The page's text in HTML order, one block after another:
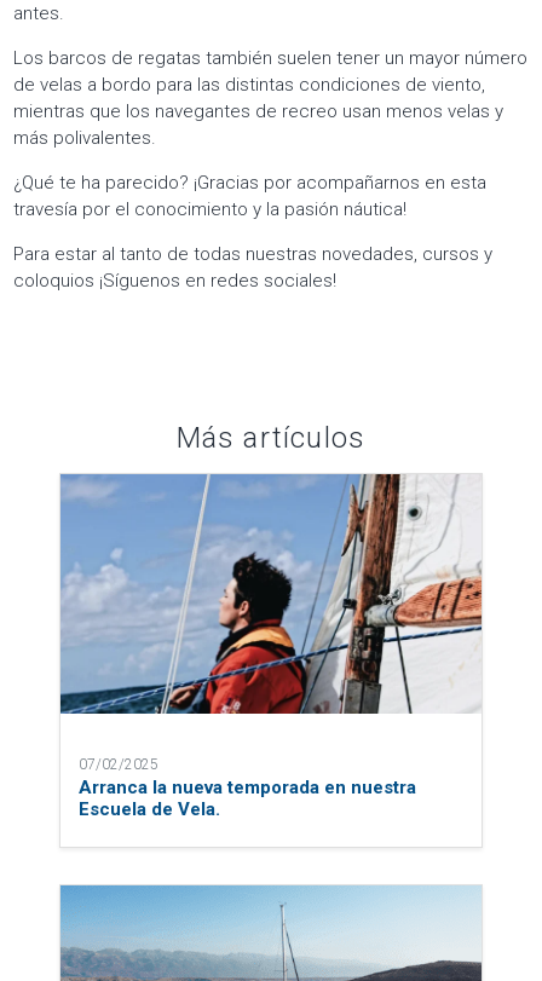
antes.
Los barcos de regatas también suelen tener un mayor número
de velas a bordo para las distintas condiciones de viento,
mientras que los navegantes de recreo usan menos velas y
más polivalentes.
¿Qué te ha parecido? ¡Gracias por acompañarnos en esta
travesía por el conocimiento y la pasión náutica!
Para estar al tanto de todas nuestras novedades, cursos y
coloquios ¡Síguenos en redes sociales!
Más artículos
07/02/2025
Arranca la nueva temporada en nuestra
Escuela de Vela.